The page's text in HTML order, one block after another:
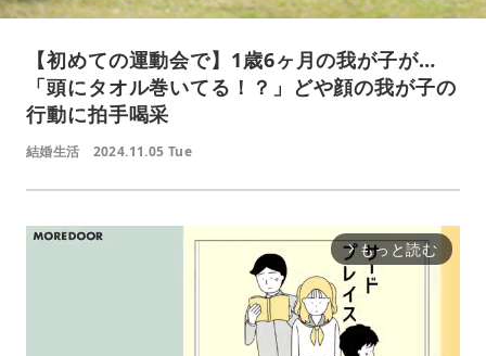
【初めての運動会で】1歳6ヶ月の我が子が…
「頭にタオル巻いてる！？」どや顔の我が子の
行動に拍手喝采
結婚生活 2024.11.05 Tue
arrow_forward_ios もっと読む